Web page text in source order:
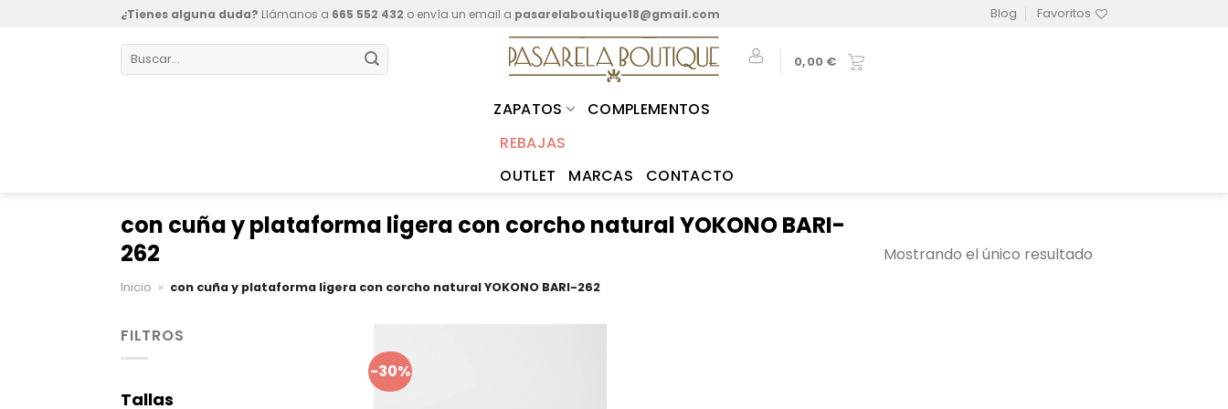
¿Tienes alguna duda? Llámanos a 665 552 432 o envía un email a pasarelaboutique18@gmail.com Blog Favoritos
Buscar
por:
0,00 €
ZAPATOS
COMPLEMENTOS
REBAJAS
OUTLET
MARCAS CONTACTO
con cuña y plataforma ligera con corcho natural YOKONO BARI-
262
Inicio » con cuña y plataforma ligera con corcho natural YOKONO BARI-262
Mostrando el único resultado
FILTROS
Tallas
-30%